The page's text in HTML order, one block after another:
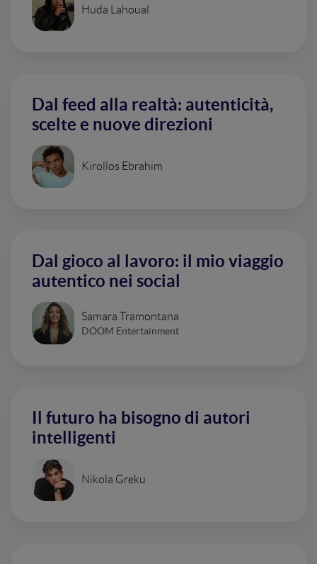
Huda Lahoual
Dal feed alla realtà: autenticità,
scelte e nuove direzioni
Kirollos Ebrahim
Dal gioco al lavoro: il mio viaggio
autentico nei social
Samara Tramontana
DOOM Entertainment
Il futuro ha bisogno di autori
intelligenti
Nikola Greku